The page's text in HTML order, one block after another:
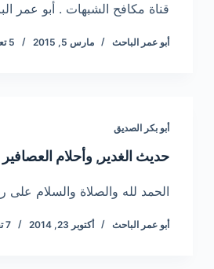
قناة مكافح الشبهات . أبو عمر
أبو عمر الباحث مارس 5, 2015 5 تعليقات
أبو بكر الصديق
حديث الغدير, وأحلام العصافير
الحمد لله والصلاة والسلام
أبو عمر الباحث أكتوبر 23, 2014 7 تعليقات